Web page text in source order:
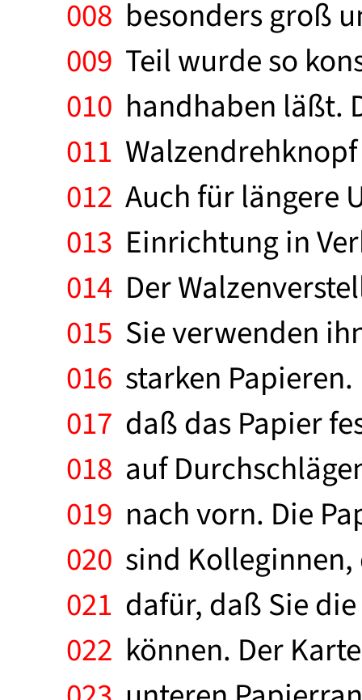
008 besonders groß
009 Teil wurde so
010 handhaben läßt.
011
012 Auch für längere
013 Einrichtung in
014 Der
015 Sie verwenden
016 starken
017 daß das Papier
018 auf
019 nach vorn. Die
020 sind Kolleginnen,
021 dafür, daß Sie
022 können. Der